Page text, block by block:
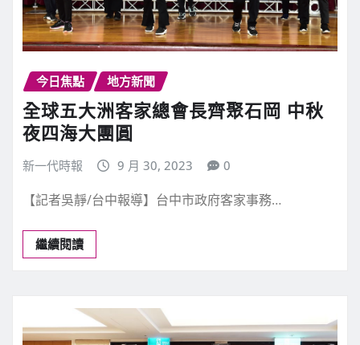
今日焦點 地方新聞
全球五大洲客家總會長齊聚石岡 中秋
夜四海大團圓
新一代時報 9 月 30, 2023 0
【記者吳靜/台中報導】台中市政府客家事務…
繼續閱讀